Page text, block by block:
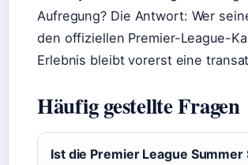
Aufregung? Die Antwort: Wer
den offiziellen Premier-League-
Erlebnis bleibt vorerst eine
Häufig gestellte Fragen
Ist die Premier League